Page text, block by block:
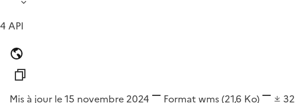
4 API
Mis à jour le 15 novembre 2024 Format wms(21,6 Ko) 32